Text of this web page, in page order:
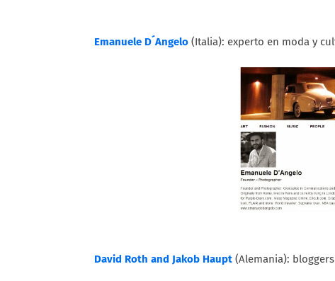
Emanuele D´Angelo (Italia): experto en moda y
David Roth and Jakob Haupt (Alemania):